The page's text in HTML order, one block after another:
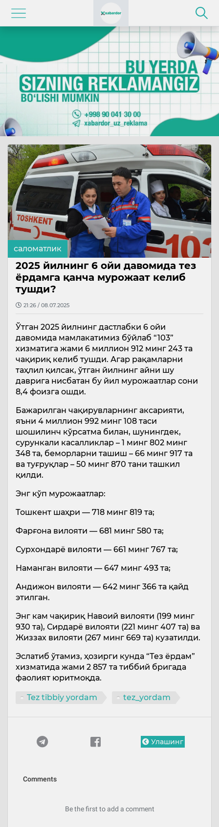
саломатлик
2025 йилнинг 6 ойи давомида тез
ёрдамга қанча мурожаат келиб
тушди?
21:26 / 08.07.2025
Ўтган 2025 йилнинг дастлабки 6 ойи
давомида мамлакатимиз бўйлаб “103”
хизматига жами 6 миллион 912 минг 243 та
чақириқ келиб тушди. Агар рақамларни
таҳлил қилсак, ўтган йилнинг айни шу
даврига нисбатан бу йил мурожаатлар сони
8,4 фоизга ошди.
Бажарилган чақирувларнинг аксарияти,
яъни 4 миллион 992 минг 108 таси
шошилинч кўрсатма билан, шунингдек,
сурункали касалликлар – 1 минг 802 минг
348 та, беморларни ташиш – 66 минг 917 та
ва туғруқлар – 50 минг 870 тани ташкил
қилди.
Энг кўп мурожаатлар:
Тошкент шаҳри — 718 минг 819 та;
Фарғона вилояти — 681 минг 580 та;
Сурхондарё вилояти — 661 минг 767 та;
Наманган вилояти — 647 минг 493 та;
Андижон вилояти — 642 минг 366 та қайд
этилган.
Энг кам чақириқ Навоий вилояти (199 минг
930 та), Сирдарё вилояти (221 минг 407 та) ва
Жиззах вилояти (267 минг 669 та) кузатилди.
Эслатиб ўтамиз, ҳозирги кунда “Тез ёрдам”
хизматида жами 2 857 та тиббий бригада
фаолият юритмоқда.
Tez tibbiy yordam tez_yordam
Улашинг